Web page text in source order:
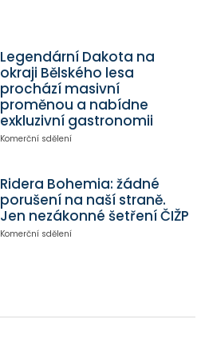
Legendární Dakota na
okraji Bělského lesa
prochází masivní
proměnou a nabídne
exkluzivní gastronomii
Komerční sdělení
Ridera Bohemia: žádné
porušení na naší straně.
Jen nezákonné šetření ČIŽP
Komerční sdělení